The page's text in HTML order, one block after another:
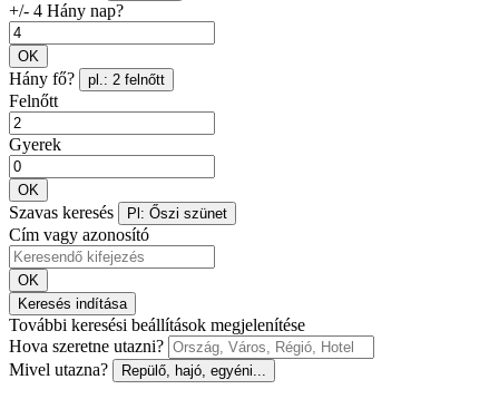
+/- 4 Hány nap?
OK
Hány fő? pl.: 2 felnőtt
Felnőtt
Gyerek
OK
Szavas keresés Pl: Őszi szünet
Cím vagy azonosító
OK
Keresés indítása
További keresési beállítások megjelenítése
Hova szeretne utazni?
Mivel utazna?
Repülő, hajó, egyéni...